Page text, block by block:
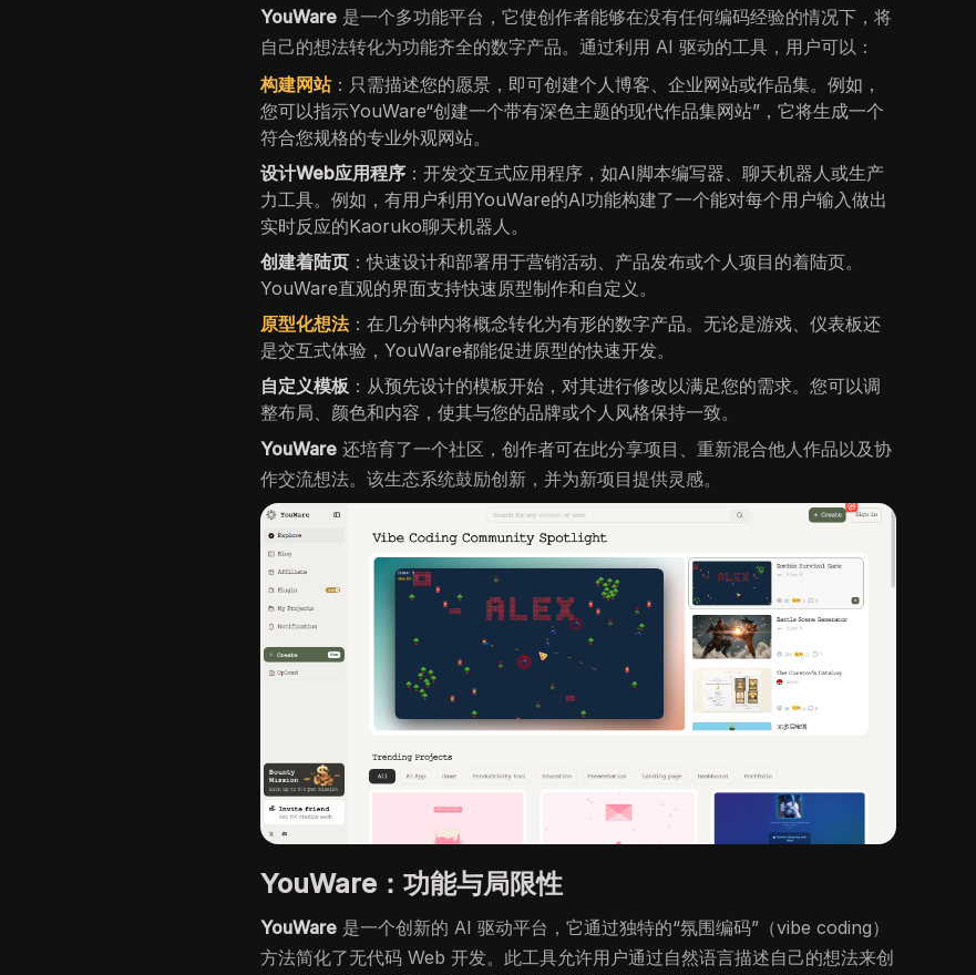
YouWare 是一个多功能平台，它使创作者能够在没有任何编码经验的情况下，将
自己的想法转化为功能齐全的数字产品。通过利用 AI 驱动的工具，用户可以：
构建网站：只需描述您的愿景，即可创建个人博客、企业网站或作品集。例如，
您可以指示YouWare“创建一个带有深色主题的现代作品集网站”，它将生成一个
符合您规格的专业外观网站。
设计Web应用程序 ：开发交互式应用程序，如AI脚本编写器、聊天机器人或生产
力工具。例如，有用户利用YouWare的AI功能构建了一个能对每个用户输入做出
实时反应的Kaoruko聊天机器人。
创建着陆页 ：快速设计和部署用于营销活动、产品发布或个人项目的着陆页。
YouWare直观的界面支持快速原型制作和自定义。
原型化想法：在几分钟内将概念转化为有形的数字产品。无论是游戏、仪表板还
是交互式体验，YouWare都能促进原型的快速开发。
自定义模板 ：从预先设计的模板开始，对其进行修改以满足您的需求。您可以调
整布局、颜色和内容，使其与您的品牌或个人风格保持一致。
YouWare 还培育了一个社区，创作者可在此分享项目、重新混合他人作品以及协
作交流想法。该生态系统鼓励创新，并为新项目提供灵感。
YouWare：功能与局限性
YouWare 是一个创新的 AI 驱动平台，它通过独特的“氛围编码”（vibe coding）
方法简化了无代码 Web 开发。此工具允许用户通过自然语言描述自己的想法来创